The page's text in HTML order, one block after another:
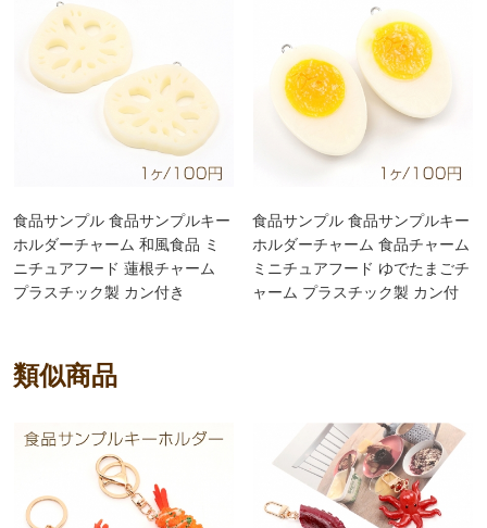
食品サンプル 食品サンプルキー
ホルダーチャーム 和風食品 ミ
ニチュアフード 蓮根チャーム
プラスチック製 カン付き
食品サンプル 食品サンプルキー
ホルダーチャーム 食品チャーム
ミニチュアフード ゆでたまごチ
ャーム プラスチック製 カン付
類似商品